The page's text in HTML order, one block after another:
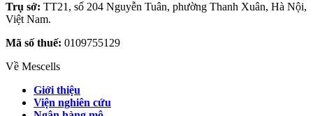
Trụ sở: TT21, số 204 Nguyễn Tuân, phường Thanh Xuân, Hà Nội,
Việt Nam.
Mã số thuế: 0109755129
Về Mescells
Giới thiệu
Viện nghiên cứu